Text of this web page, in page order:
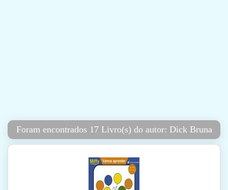
Foram encontrados 17 Livro(s) do autor: Dick Bruna